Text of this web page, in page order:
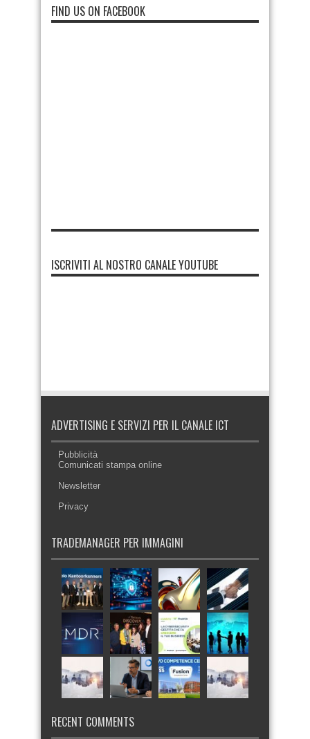
FIND US ON FACEBOOK
ISCRIVITI AL NOSTRO CANALE YOUTUBE
ADVERTISING E SERVIZI PER IL CANALE ICT
Pubblicità
Comunicati stampa online
Newsletter
Privacy
TRADEMANAGER PER IMMAGINI
RECENT COMMENTS